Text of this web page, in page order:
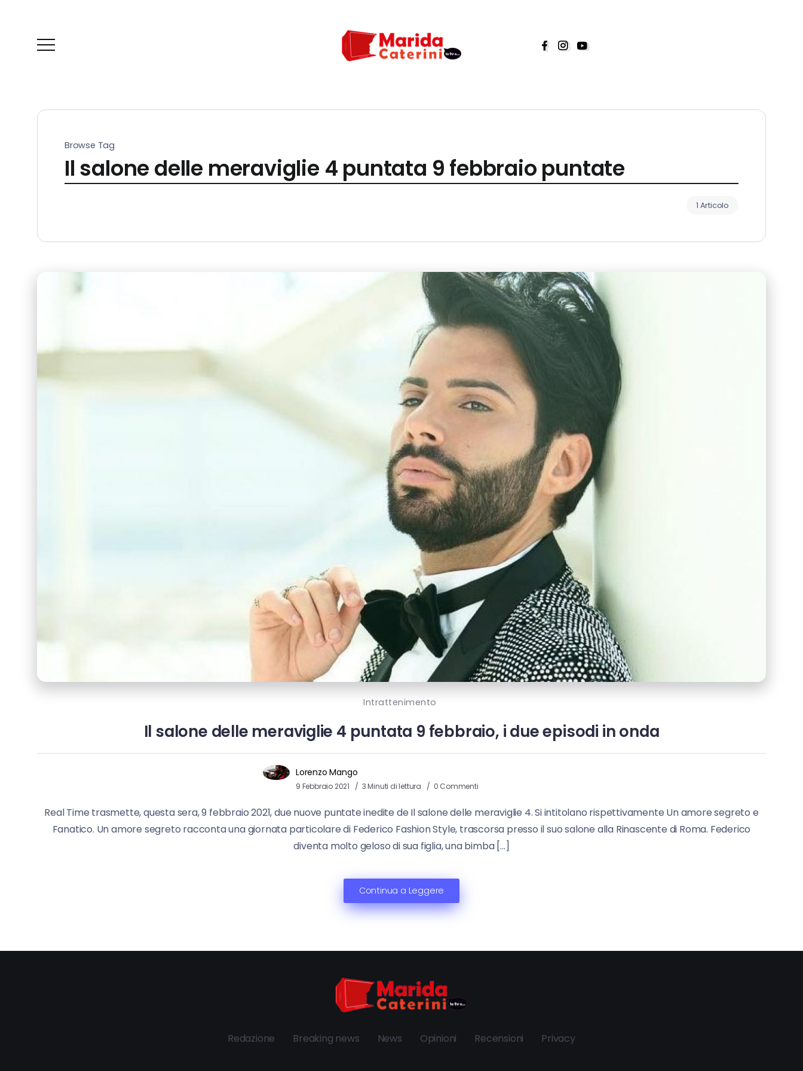
Browse Tag
Il salone delle meraviglie 4 puntata 9 febbraio puntate
1 Articolo
Intrattenimento
Il salone delle meraviglie 4 puntata 9 febbraio, i due episodi in onda
Lorenzo Mango
9 Febbraio 2021 3 Minuti di lettura 0 Commenti
Real Time trasmette, questa sera, 9 febbraio 2021, due nuove puntate inedite de Il salone delle meraviglie 4. Si intitolano rispettivamente Un amore segreto e
Fanatico. Un amore segreto racconta una giornata particolare di Federico Fashion Style, trascorsa presso il suo salone alla Rinascente di Roma. Federico
diventa molto geloso di sua figlia, una bimba […]
Continua a Leggere
Redazione Breaking news News Opinioni Recensioni Privacy